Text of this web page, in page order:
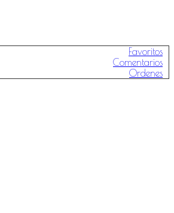
Favoritos
Comentarios
Ordenes